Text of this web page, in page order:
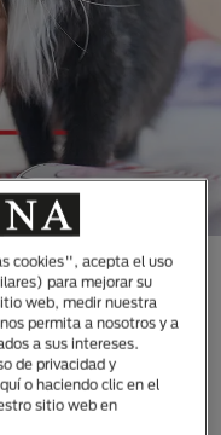
LAS
TUS
cookies", acepta el uso
para mejorar su
web, medir nuestra
permita a nosotros y a
a sus intereses.
de privacidad y
o haciendo clic en el
sitio web en